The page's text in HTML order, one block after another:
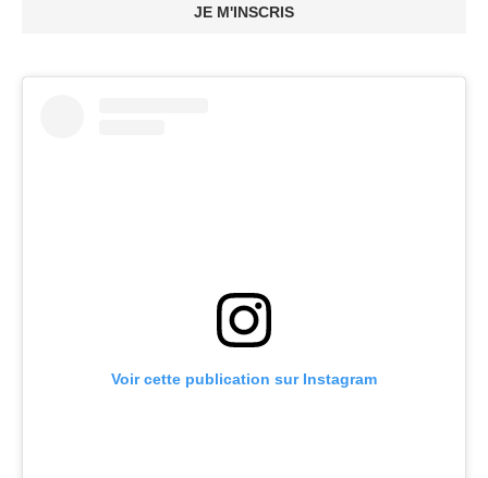
JE M'INSCRIS
Voir cette publication sur Instagram